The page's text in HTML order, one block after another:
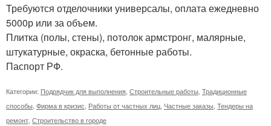
Требуются отделочники универсалы, оплата ежедневно
5000р или за объем.
Плитка (полы, стены), потолок армстронг, малярные,
штукатурные, окраска, бетонные работы.
Паспорт РФ.
Категории: Подрядчик для выполнения Строительные работы Традиционные
способы Фирма в кризис Работы от частных лиц Частные заказы Тендеры на
ремонт Строительство в городе